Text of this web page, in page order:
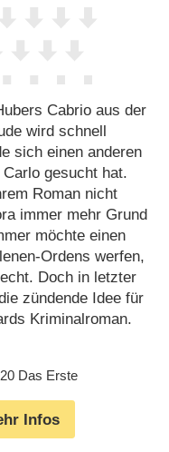
Cabrio aus der
wird schnell
sich einen anderen
gesucht hat.
Roman nicht
immer mehr Grund
möchte einen
Ordens werfen,
Doch in letzter
zündende Idee für
Kriminalroman.
Das Erste
Infos